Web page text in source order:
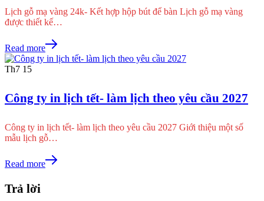
Lịch gỗ mạ vàng 24k- Kết hợp hộp bút để bàn Lịch gỗ mạ vàng
được thiết kế…
Read more
Th7 15
Công ty in lịch tết- làm lịch theo yêu cầu 2027
Công ty in lịch tết- làm lịch theo yêu cầu 2027 Giới thiệu một số
mẫu lịch gỗ…
Read more
Trả lời